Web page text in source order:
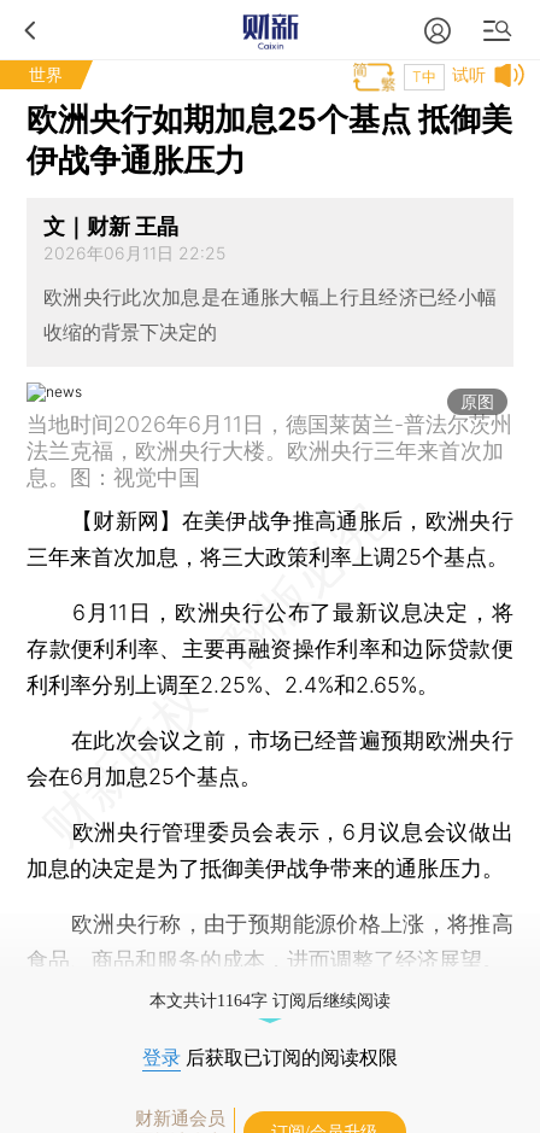
世界 试听
T中
欧洲央行如期加息25个基点 抵御美
伊战争通胀压力
文｜财新 王晶
2026年06月11日 22:25
欧洲央行此次加息是在通胀大幅上行且经济已经小幅
收缩的背景下决定的
原图
当地时间2026年6月11日，德国莱茵兰-普法尔茨州
法兰克福，欧洲央行大楼。欧洲央行三年来首次加
息。图：视觉中国
【财新网】 在美伊战争推高通胀后，欧洲央行
三年来首次加息，将三大政策利率上调25个基点。
6月11日，欧洲央行公布了最新议息决定，将
存款便利利率、主要再融资操作利率和边际贷款便
利利率分别上调至2.25%、2.4%和2.65%。
在此次会议之前，市场已经普遍预期欧洲央行
会在6月加息25个基点。
欧洲央行管理委员会表示，6月议息会议做出
加息的决定是为了抵御美伊战争带来的通胀压力。
欧洲央行称，由于预期能源价格上涨，将推高
食品、商品和服务的成本，进而调整了经济展望。
本文共计1164字 订阅后继续阅读
登录 后获取已订阅的阅读权限
财新通会员